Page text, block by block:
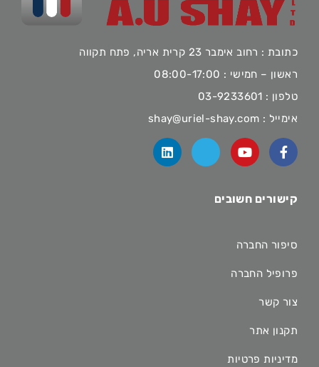
כתובת : רחוב אימבר 23 קרית אריה, פתח תקווה
ראשון – חמישי : 08:00-17:00
טלפון : 03-9233601
אימייל : shay@uriel-shay.com
קישורים חשובים
סיפור החברה
פרופיל החברה
צור קשר
תקנון אתר
מדיניות פרטיות